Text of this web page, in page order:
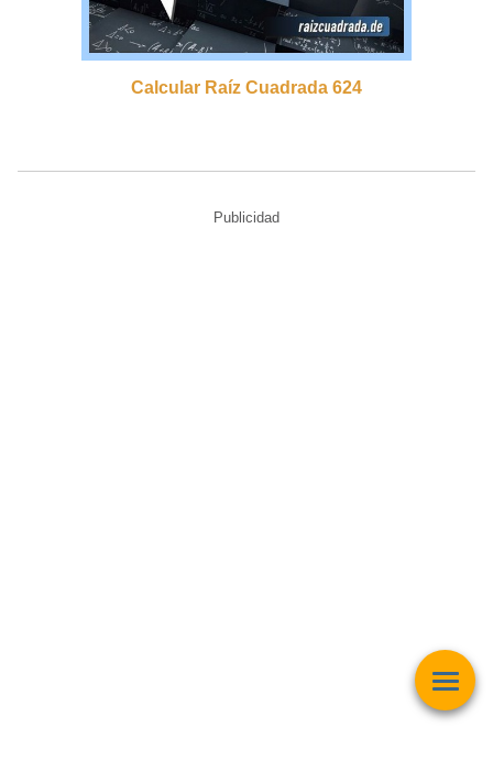
Calcular Raíz Cuadrada 624
Publicidad